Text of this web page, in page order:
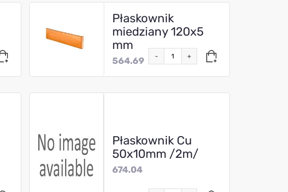
Płaskownik
miedziany 120x5
mm
564.69 - +
Płaskownik Cu
50x10mm /2m/
674.04